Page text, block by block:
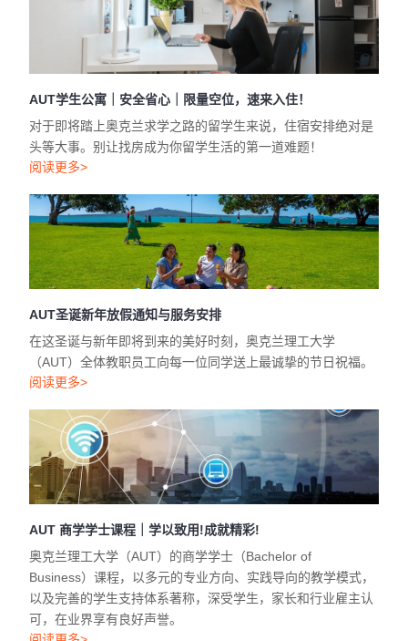
AUT学生公寓｜安全省心｜限量空位，速来入住！
对于即将踏上奥克兰求学之路的留学生来说，住宿安排绝对是
头等大事。别让找房成为你留学生活的第一道难题！
阅读更多>
AUT圣诞新年放假通知与服务安排
在这圣诞与新年即将到来的美好时刻，奥克兰理工大学
（AUT）全体教职员工向每一位同学送上最诚挚的节日祝福。
阅读更多>
AUT 商学学士课程｜学以致用!成就精彩!
奥克兰理工大学（AUT）的商学学士（Bachelor of
Business）课程，以多元的专业方向、实践导向的教学模式，
以及完善的学生支持体系著称，深受学生，家长和行业雇主认
可，在业界享有良好声誉。